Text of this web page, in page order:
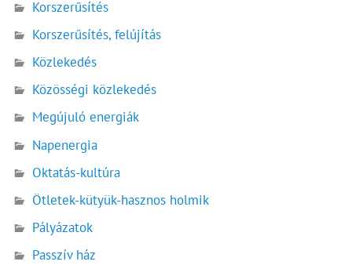
Korszerűsítés
Korszerűsítés, felújítás
Közlekedés
Közösségi közlekedés
Megújuló energiák
Napenergia
Oktatás-kultúra
Ötletek-kütyük-hasznos holmik
Pályázatok
Passzív ház